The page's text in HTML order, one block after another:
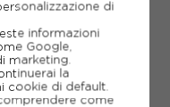
di
informazioni
Google,
marketing.
la
cookie di default.
come